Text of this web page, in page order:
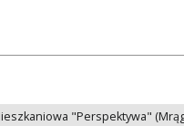
"Perspektywa"